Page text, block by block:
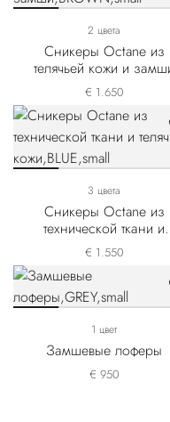
2 цвета
Сникеры Octane из
телячьей кожи и
€ 1.650
3 цвета
Сникеры Octane из
технической ткани и
телячьей кожи
€ 1.550
1 цвет
Замшевые лоферы
€ 950